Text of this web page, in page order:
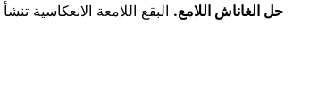
حل الغاناش اللامع. البقع اللامعة الانعكاسية